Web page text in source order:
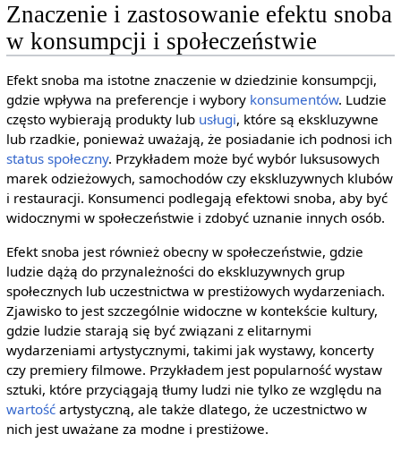
Znaczenie i zastosowanie efektu snoba
w konsumpcji i społeczeństwie
Efekt snoba ma istotne znaczenie w dziedzinie konsumpcji,
gdzie wpływa na preferencje i wybory konsumentów. Ludzie
często wybierają produkty lub usługi, które są ekskluzywne
lub rzadkie, ponieważ uważają, że posiadanie ich podnosi ich
status społeczny. Przykładem może być wybór luksusowych
marek odzieżowych, samochodów czy ekskluzywnych klubów
i restauracji. Konsumenci podlegają efektowi snoba, aby być
widocznymi w społeczeństwie i zdobyć uznanie innych osób.
Efekt snoba jest również obecny w społeczeństwie, gdzie
ludzie dążą do przynależności do ekskluzywnych grup
społecznych lub uczestnictwa w prestiżowych wydarzeniach.
Zjawisko to jest szczególnie widoczne w kontekście kultury,
gdzie ludzie starają się być związani z elitarnymi
wydarzeniami artystycznymi, takimi jak wystawy, koncerty
czy premiery filmowe. Przykładem jest popularność wystaw
sztuki, które przyciągają tłumy ludzi nie tylko ze względu na
wartośćartystyczną, ale także dlatego, że uczestnictwo w
nich jest uważane za modne i prestiżowe.